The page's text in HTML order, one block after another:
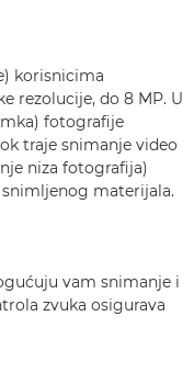
korisnicima
rezolucije, do 8 MP. U
fotografije
traje snimanje video
niza fotografija)
materijala.
vam snimanje i
zvuka osigurava